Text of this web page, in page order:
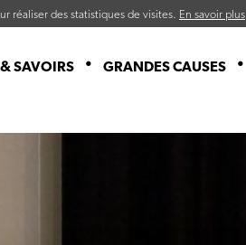
réaliser des statistiques de visites. En savoir plus
SAVOIRS GRANDES CAUSES